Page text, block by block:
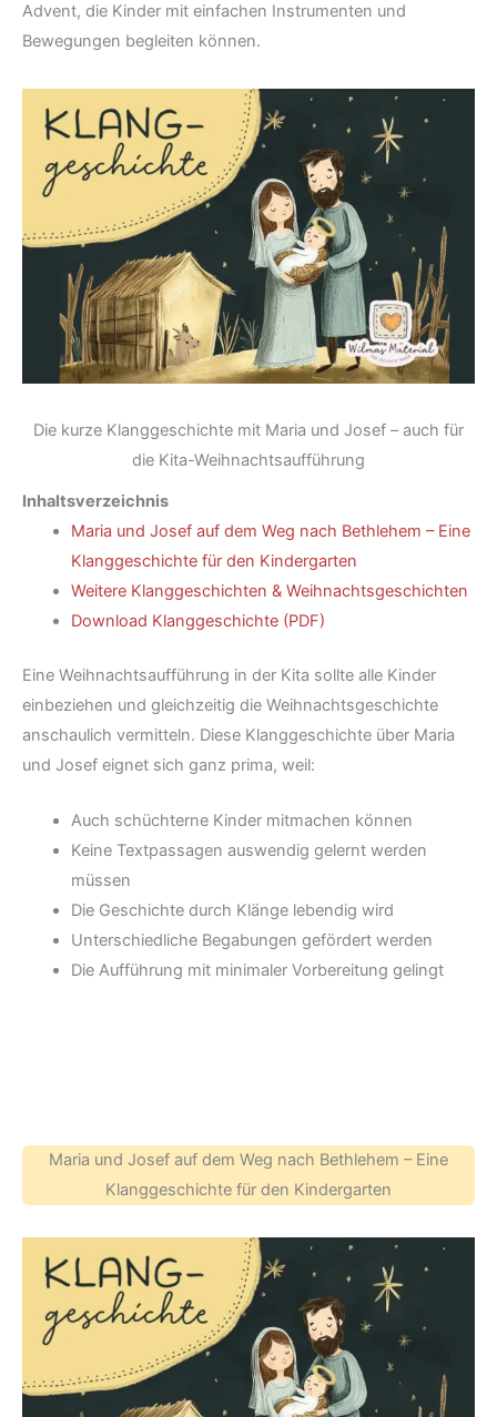
Advent, die Kinder mit einfachen Instrumenten und
Bewegungen begleiten können.
Die kurze Klanggeschichte mit Maria und Josef – auch für
die Kita-Weihnachtsaufführung
Inhaltsverzeichnis
Maria und Josef auf dem Weg nach Bethlehem – Eine
Klanggeschichte für den Kindergarten
Weitere Klanggeschichten & Weihnachtsgeschichten
Download Klanggeschichte (PDF)
Eine Weihnachtsaufführung in der Kita sollte alle Kinder
einbeziehen und gleichzeitig die Weihnachtsgeschichte
anschaulich vermitteln. Diese Klanggeschichte über Maria
und Josef eignet sich ganz prima, weil:
Auch schüchterne Kinder mitmachen können
Keine Textpassagen auswendig gelernt werden
müssen
Die Geschichte durch Klänge lebendig wird
Unterschiedliche Begabungen gefördert werden
Die Aufführung mit minimaler Vorbereitung gelingt
Maria und Josef auf dem Weg nach Bethlehem – Eine
Klanggeschichte für den Kindergarten